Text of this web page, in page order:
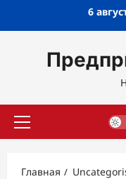
6
Основное
Главная